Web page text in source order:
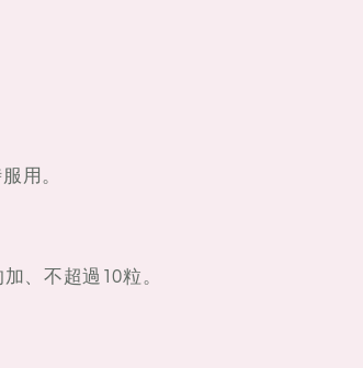
用。
、不超過10粒。